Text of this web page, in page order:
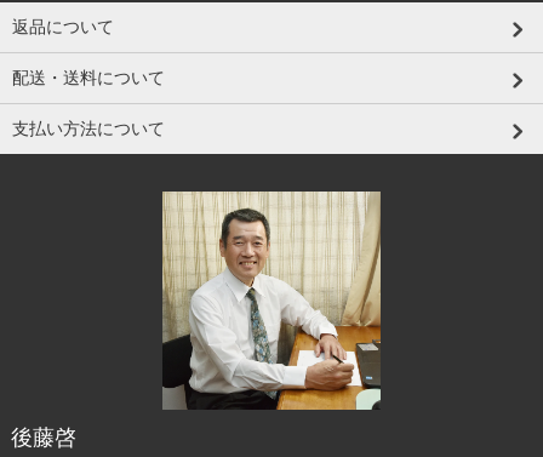
返品について
配送・送料について
支払い方法について
後藤啓